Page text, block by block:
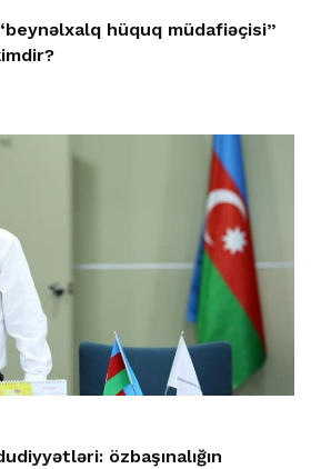
hüquq müdafiəçisi”
özbaşınalığın